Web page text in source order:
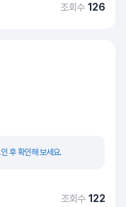
조회수 126
후 확인해 보세요.
조회수 122